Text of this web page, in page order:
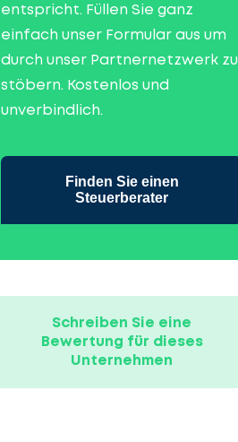
entspricht. Füllen Sie ganz
einfach unser Formular aus um
durch unser Partnernetzwerk zu
stöbern. Kostenlos und
unverbindlich.
Finden Sie einen
Steuerberater
Schreiben Sie eine
Bewertung für dieses
Unternehmen